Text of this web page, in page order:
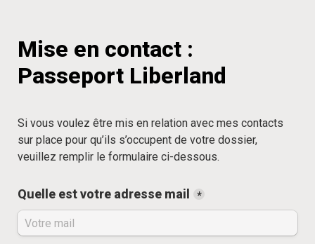
Mise en contact :
Passeport Liberland
Si vous voulez être mis en relation avec mes contacts
sur place pour qu’ils s’occupent de votre dossier,
veuillez remplir le formulaire ci-dessous.
Quelle est votre adresse mail *